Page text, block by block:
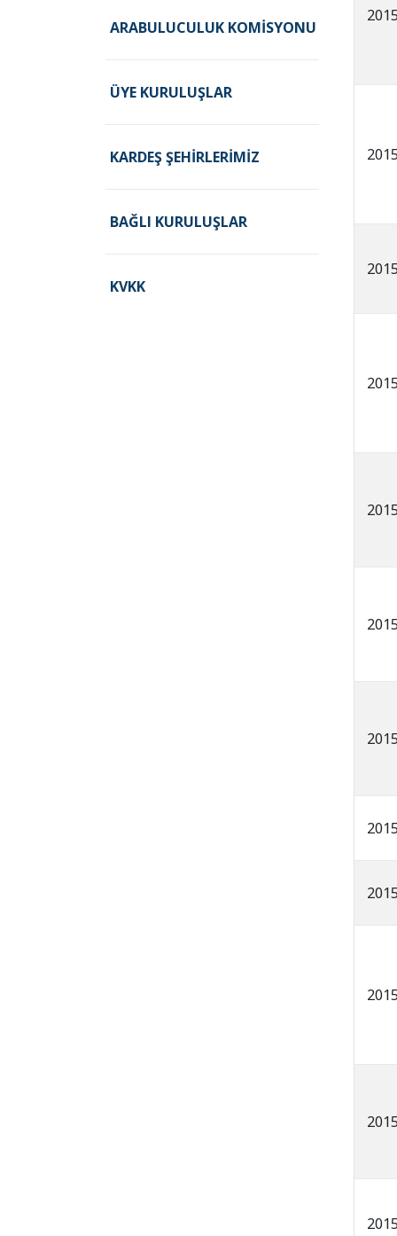
ARABULUCULUK KOMISYONU
ÜYE KURULUŞLAR
KARDEŞ ŞEHIRLERIMIZ
BAĞLI KURULUŞLAR
KVKK
2015
2015
2015
2015
2015
2015
2015
2015
2015
2015
2015
2015